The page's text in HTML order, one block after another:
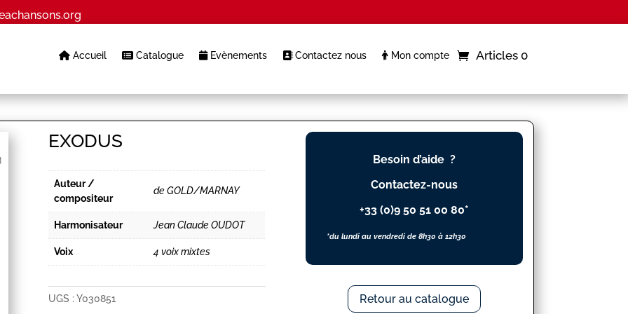
Accueil Catalogue Evènements Contactez nous Mon compte Articles 0
EXODUS
Auteur /
compositeur
de GOLD/MARNAY
Harmonisateur Jean Claude OUDOT
Voix 4 voix mixtes
UGS :Y030851
Besoin d’aide ?
Contactez-nous
+33 (0)9 50 51 00 80*
*du lundi au vendredi de 8h30 à 12h30
Retour au catalogue